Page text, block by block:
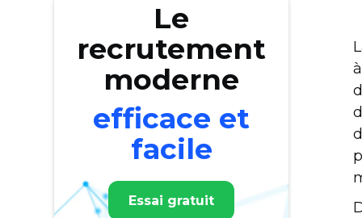
Le
recrutement
moderne
efficace et
facile
Essai gratuit